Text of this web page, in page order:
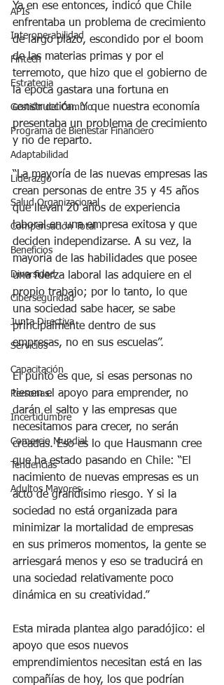
APIs
Interoperabilidad
Fintech
Estrategia
Gestión del Cambio
Programa de Bienestar Financiero
Adaptabilidad
Liderazgo
Salud Organizacional
Compensación Total
Beneficios
Diversidad
Ciberseguridad
Junta Directiva
Servicios
Capacitación
Personas.
Incertidumbre
Comercio Mundial
Tendencias
Adultos Mayores
Ya en ese entonces, indicó que Chile
enfrentaba un problema de crecimiento
de largo plazo, escondido por el boom
de las materias primas y por el
terremoto, que hizo que el gobierno de
la época gastara una fortuna en
construcción. Y que nuestra economía
presentaba un problema de crecimiento
y no de reparto.
“La mayoría de las nuevas empresas las
crean personas de entre 35 y 45 años
que llevan 20 años de experiencia
laboral en una empresa exitosa y que
deciden independizarse. A su vez, la
mayoría de las habilidades que posee
una fuerza laboral las adquiere en el
propio trabajo; por lo tanto, lo que
una sociedad sabe hacer, se sabe
principalmente dentro de sus
empresas, no en sus escuelas”.
El punto es que, si esas personas no
tienen el apoyo para emprender, no
darán el salto y las empresas que
necesitamos para crecer, no serán
creadas. Eso es lo que Hausmann cree
que ha estado pasando en Chile: “El
nacimiento de nuevas empresas es un
acto de grandísimo riesgo. Y si la
sociedad no está organizada para
minimizar la mortalidad de empresas
en sus primeros momentos, la gente se
arriesgará menos y eso se traducirá en
una sociedad relativamente poco
dinámica en su creatividad.”
Esta mirada plantea algo paradójico: el
apoyo que esos nuevos
emprendimientos necesitan está en las
compañías de hoy, los que podrían